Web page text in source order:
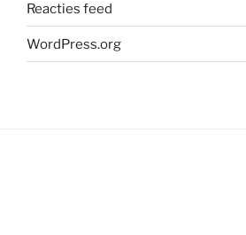
Reacties feed
WordPress.org